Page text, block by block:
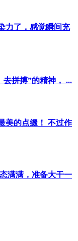
力了，感觉瞬间充
拼搏”的精神， ...
美的点缀！ 不过作
满满，准备大干一